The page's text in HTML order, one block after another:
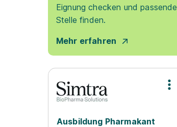
Eignung checken und passende
Stelle finden.
Mehr erfahren
Ausbildung Pharmakant